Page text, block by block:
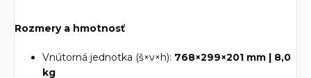
Rozmery a hmotnosť
Vnútorná jednotka (š×v×h): 768×299×201 mm | 8,0
kg